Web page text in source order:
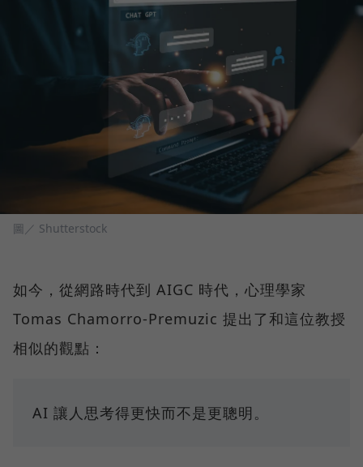
圖／ Shutterstock
如今，從網路時代到 AIGC 時代，心理學家
Tomas Chamorro-Premuzic 提出了和這位教授
相似的觀點：
AI 讓人思考得更快而不是更聰明。